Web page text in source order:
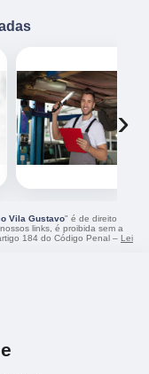
›
Vila Gustavo" é de direito
links, é proibida sem a
184 do Código Penal – Lei